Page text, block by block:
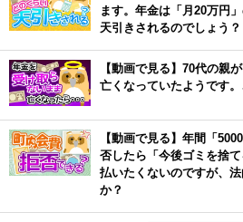
ます。年金は「月20万円
天引きされるのでしょう？
【動画で見る】70代の親
亡くなっていたようです
【動画で見る】年間「
否したら「今後ゴミを捨
払いたくないのですが、
か？